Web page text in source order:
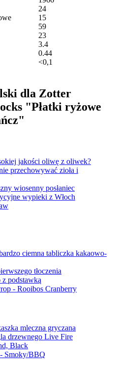
24
15
59
23
3.4
0.44
<0,1
dla Zotter
"Płatki ryżowe
jakości oliwę z oliwek?
przechowywać zioła i
wiosenny posłaniec
wypieki z Włoch
ciemna tabliczka kakaowo-
tłoczenia
podstawką
- Rooibos Cranberry
mleczna gryczana
drzewnego Live Fire
Black
Smoky/BBQ